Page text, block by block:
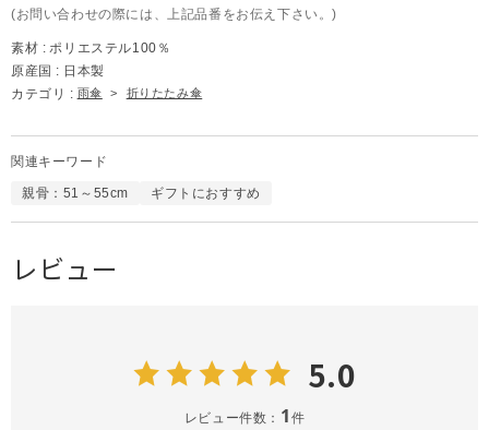
(お問い合わせの際には、上記品番をお伝え下さい。)
素材 : ポリエステル100％
原産国 : 日本製
カテゴリ : 雨傘 > 折りたたみ傘
関連キーワード
親骨：51～55cm ギフトにおすすめ
レビュー
5.0
レビュー件数： 1件